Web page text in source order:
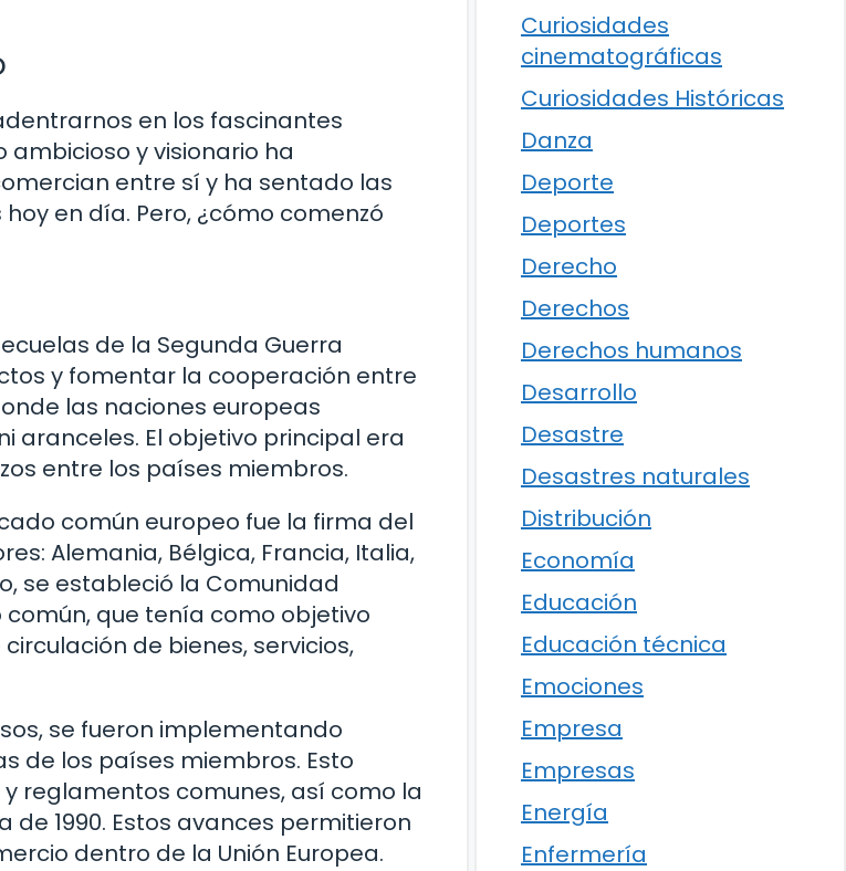
en los fascinantes
y visionario ha
entre sí y ha sentado las
en día. Pero, ¿cómo comenzó
de la Segunda Guerra
y fomentar la cooperación entre
las naciones europeas
aranceles. El objetivo principal era
entre los países miembros.
común europeo fue la firma del
Alemania, Bélgica, Francia, Italia,
se estableció la Comunidad
común, que tenía como objetivo
de bienes, servicios,
se fueron implementando
de los países miembros. Esto
reglamentos comunes, así como la
1990. Estos avances permitieron
dentro de la Unión Europea.
Curiosidades
cinematográficas
Curiosidades Históricas
Danza
Deporte
Deportes
Derecho
Derechos
Derechos humanos
Desarrollo
Desastre
Desastres naturales
Distribución
Economía
Educación
Educación técnica
Emociones
Empresa
Empresas
Energía
Enfermería